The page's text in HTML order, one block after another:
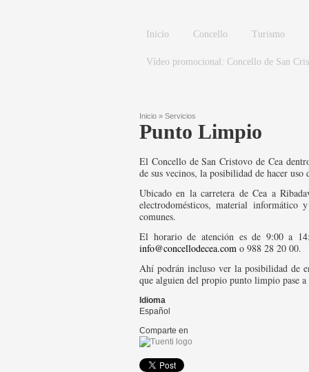
Inicio Concello Turismo
Vídeo promocional: Concello de San
Se encuentra usted aquí
Inicio » Servicios
Punto Limpio
El Concello de San Cristovo de Cea
de sus vecinos, la posibilidad de hacer
Ubicado en la carretera de Cea a
electrodomésticos, material informático
comunes.
El horario de atención es de 9:00 a
info@concellodecea.com o 988 28 20 00.
Ahí podrán incluso ver la posibilidad de
que alguien del propio punto limpio pase
Idioma
Español
Comparte en